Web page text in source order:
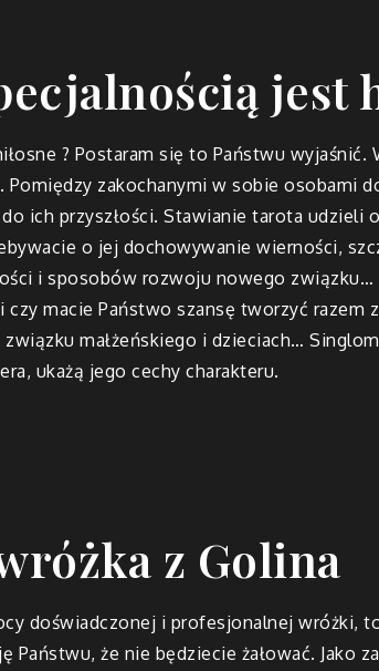
jest
? Postaram się to Państwu wyjaśnić.
zakochanymi w sobie osobami
ich przyszłości. Stawianie tarota
o jej dochowywanie wierności,
i sposobów rozwoju nowego
czy macie Państwo szansę tworzyć razem
związku małżeńskiego i dzieciach…
ukażą jego cechy charakteru.
z Golina
doświadczonej i profesjonalnej wróżki,
Państwu, że nie będziecie żałować. Jako